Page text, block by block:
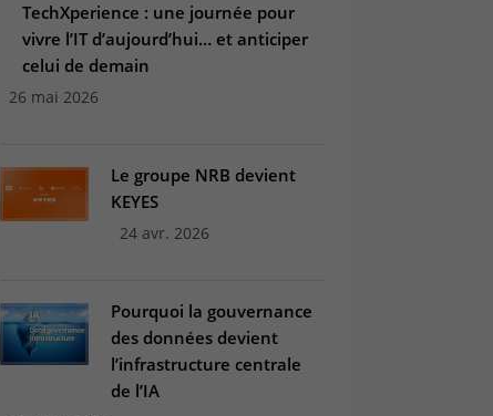
TechXperience : une journée pour
vivre l’IT d’aujourd’hui… et anticiper
celui de demain
26 mai 2026
Le groupe NRB devient
KEYES
24 avr. 2026
Pourquoi la gouvernance
des données devient
l’infrastructure centrale
de l’IA